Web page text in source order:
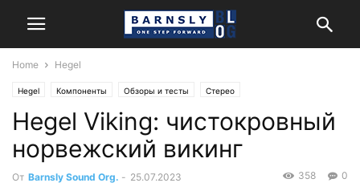
Home Hegel
Hegel Компоненты Обзоры и тесты Стерео
Hegel Viking: чистокровный
норвежский викинг
От Barnsly Sound Org. - 25.07.2023 0
358